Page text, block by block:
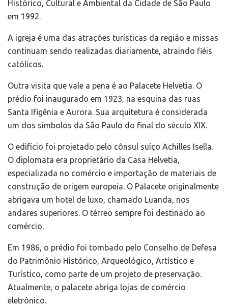
Histórico, Cultural e Ambiental da Cidade de São Paulo
em 1992.
A igreja é uma das atrações turísticas da região e missas
continuam sendo realizadas diariamente, atraindo fiéis
católicos.
Outra visita que vale a pena é ao Palacete Helvetia. O
prédio foi inaugurado em 1923, na esquina das ruas
Santa Ifigênia e Aurora. Sua arquitetura é considerada
um dos símbolos da São Paulo do final do século XIX.
O edifício foi projetado pelo cônsul suíço Achilles Isella.
O diplomata era proprietário da Casa Helvetia,
especializada no comércio e importação de materiais de
construção de origem europeia. O Palacete originalmente
abrigava um hotel de luxo, chamado Luanda, nos
andares superiores. O térreo sempre foi destinado ao
comércio.
Em 1986, o prédio foi tombado pelo Conselho de Defesa
do Patrimônio Histórico, Arqueológico, Artístico e
Turístico, como parte de um projeto de preservação.
Atualmente, o palacete abriga lojas de comércio
eletrônico.